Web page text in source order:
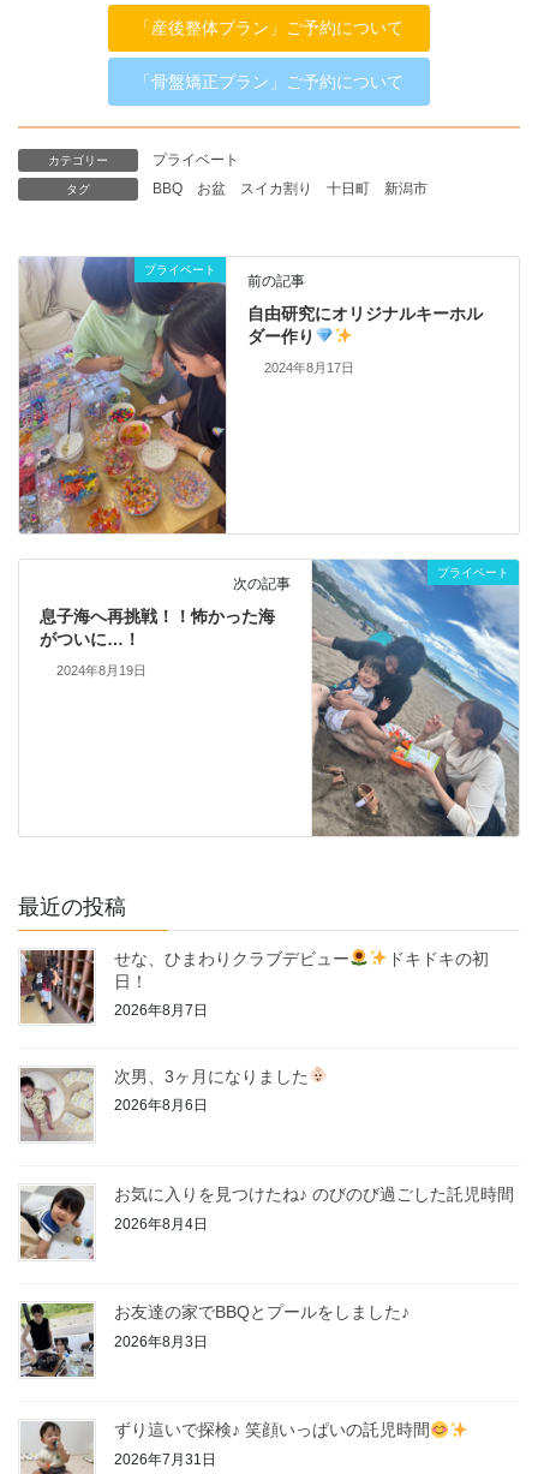
「産後整体プラン」ご予約について
「骨盤矯正プラン」ご予約について
カテゴリー プライベート
タグ BBQ お盆 スイカ割り 十日町 新潟市
プライベート
前の記事
自由研究にオリジナルキーホル
ダー作り
2024年8月17日
プライベート
次の記事
息子海へ再挑戦！！怖かった海
がついに…！
2024年8月19日
最近の投稿
せな、ひまわりクラブデビュー
ドキドキの初
日！
2026年8月7日
次男、3ヶ月になりました
2026年8月6日
お気に入りを見つけたね♪ のびのび過ごした託児時間
2026年8月4日
お友達の家でBBQとプールをしました♪
2026年8月3日
ずり這いで探検♪ 笑顔いっぱいの託児時間
2026年7月31日